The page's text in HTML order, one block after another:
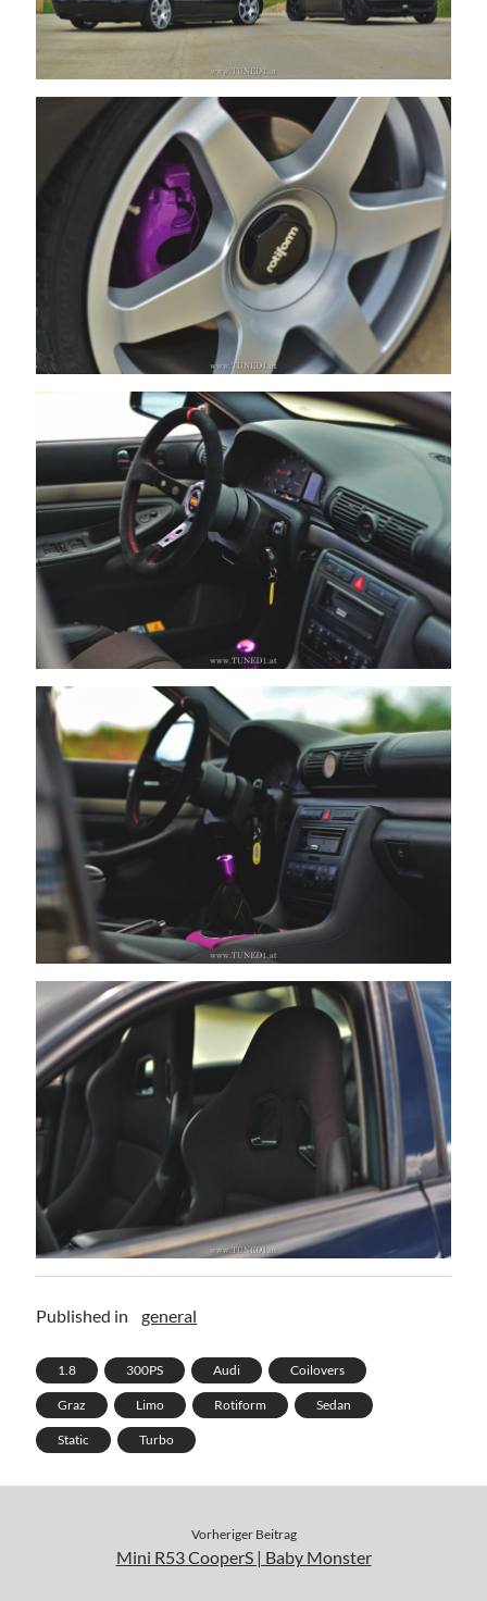
Published in general
1.8 300PS Audi Coilovers
Graz Limo Rotiform Sedan
Static Turbo
Vorheriger Beitrag
Mini R53 CooperS | Baby Monster